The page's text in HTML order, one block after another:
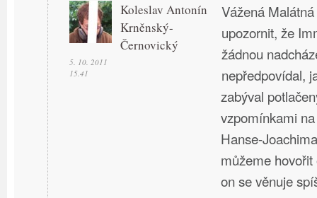
Koleslav Antonín
Krněnský-
Černovický
5. 10. 2011
15.41
Vážená
upozornit, že
žádnou
nepředpovídal,
zabýval
vzpomínkami
Hanse-
můžeme
on se věnuje